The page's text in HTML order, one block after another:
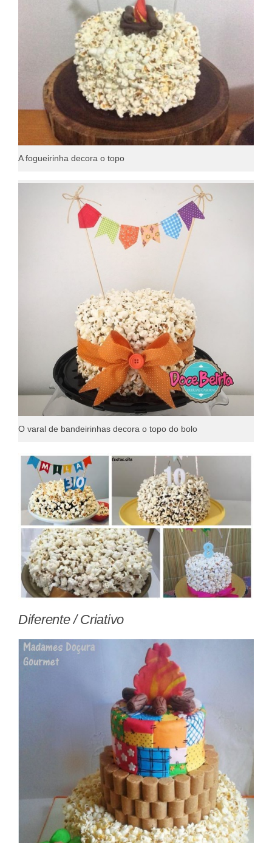
A fogueirinha decora o topo
O varal de bandeirinhas decora o topo do bolo
Diferente / Criativo